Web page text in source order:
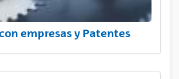
empresas y Patentes